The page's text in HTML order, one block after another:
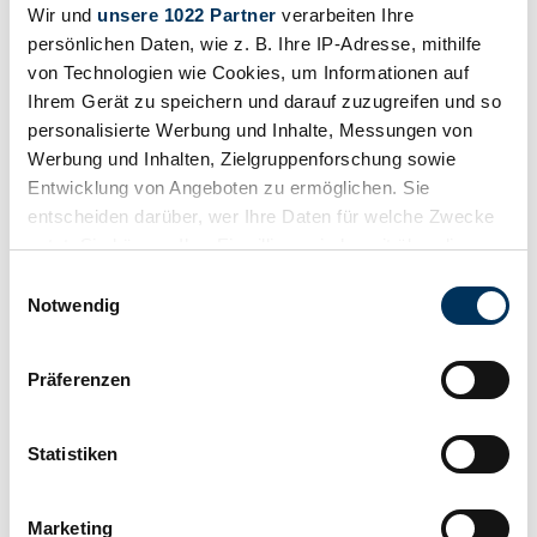
Wir und unsere 1022 Partner verarbeiten Ihre
persönlichen Daten, wie z. B. Ihre IP-Adresse, mithilfe
von Technologien wie Cookies, um Informationen auf
Ihrem Gerät zu speichern und darauf zuzugreifen und so
personalisierte Werbung und Inhalte, Messungen von
Werbung und Inhalten, Zielgruppenforschung sowie
Entwicklung von Angeboten zu ermöglichen. Sie
entscheiden darüber, wer Ihre Daten für welche Zwecke
nutzt. Sie können Ihre Einwilligung jederzeit über die
Trigger Symbol ändern oder widerrufen
Informationen über Ihre geografische Lage
können
bestimmten Merkmalen (Fingerprinting) identifizieren
Notwendig
Präferenzen
Statistiken
Marketing